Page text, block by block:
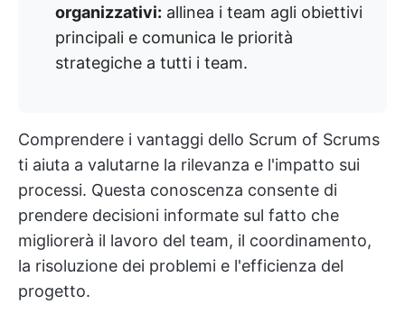
organizzativi: allinea i team agli obiettivi
principali e comunica le priorità
strategiche a tutti i team.
Comprendere i vantaggi dello Scrum of Scrums
ti aiuta a valutarne la rilevanza e l'impatto sui
processi. Questa conoscenza consente di
prendere decisioni informate sul fatto che
migliorerà il lavoro del team, il coordinamento,
la risoluzione dei problemi e l'efficienza del
progetto.